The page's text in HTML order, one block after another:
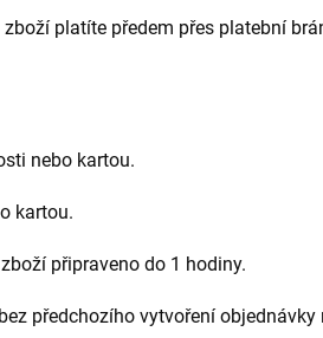
platíte předem přes platební
nebo kartou.
kartou.
připraveno do 1 hodiny.
předchozího vytvoření objednávky